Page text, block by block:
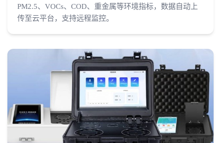
PM2.5、VOCs、COD、重金属等环境指标，数据自动上
传至云平台，支持远程监控。